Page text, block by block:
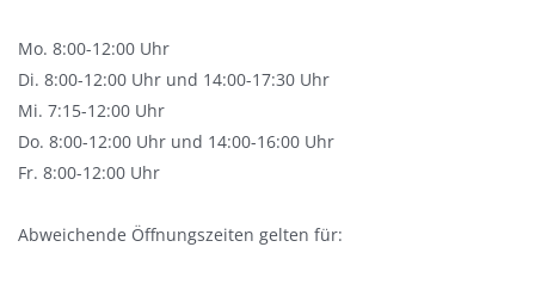
Mo. 8:00-12:00 Uhr
Di. 8:00-12:00 Uhr und 14:00-17:30 Uhr
Mi. 7:15-12:00 Uhr
Do. 8:00-12:00 Uhr und 14:00-16:00 Uhr
Fr. 8:00-12:00 Uhr
Abweichende Öffnungszeiten gelten für: